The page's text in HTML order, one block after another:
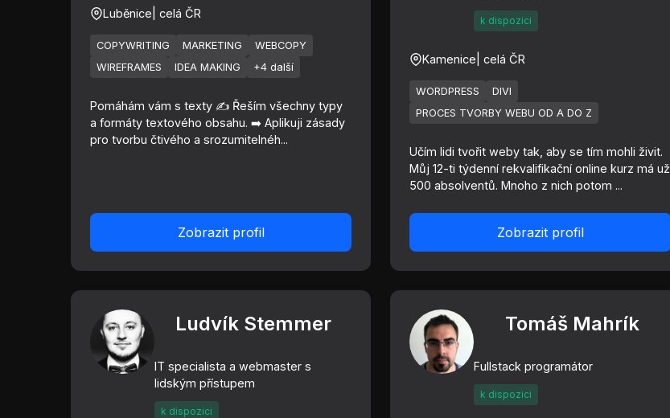
Luběnice | celá ČR
COPYWRITING MARKETING
WEBCOPY
WIREFRAMES
IDEA MAKING +4 další
Pomáhám vám s texty ✍️ Řeším všechny typy
a formáty textového obsahu. ➡️ Aplikuji zásady
pro tvorbu čtivého a srozumitelnéh...
Zobrazit profil
k dispozici
Kamenice | celá ČR
WORDPRESS
DIVI
PROCES TVORBY WEBU OD A DO Z
Učím lidi tvořit weby tak, aby se tím mohli živit.
Můj 12-ti týdenní rekvalifikační online kurz má už
500 absolventů. Mnoho z nich potom ...
Zobrazit profil
Ludvík Stemmer
IT specialista a webmaster s
lidským přístupem
k dispozici
Tomáš Mahrík
Fullstack programátor
k dispozici